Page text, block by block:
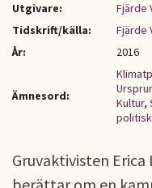
Utgivare:
Fjärde
Tidskrift/källa:
Fjärde
År:
2016
Ämnesord:
Kultur,
Gruvaktivisten